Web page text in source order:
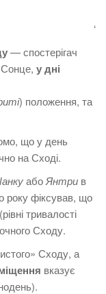
‘
— спостерігач
Сонце, у дні
) положення, та
що у день
на Сході.
абоЯнтри в
року фіксував, що
тривалості
Сходу.
Сходу, а
вказує